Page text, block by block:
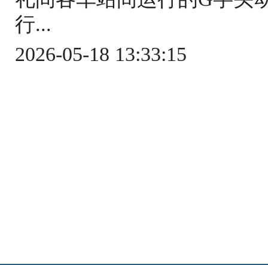
行...
2026-05-18 13:33:15